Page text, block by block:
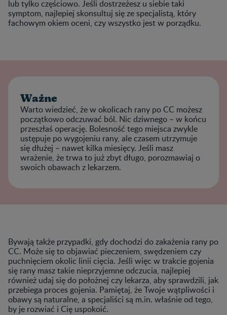
lub tylko częściowo. Jeśli dostrzeżesz u siebie taki
symptom, najlepiej skonsultuj się ze specjalistą, który
fachowym okiem oceni, czy wszystko jest w porządku.
Ważne
Warto wiedzieć, że w okolicach rany po CC możesz
początkowo odczuwać ból. Nic dziwnego – w końcu
przeszłaś operację. Bolesność tego miejsca zwykle
ustępuje po wygojeniu rany, ale czasem utrzymuje
się dłużej – nawet kilka miesięcy. Jeśli masz
wrażenie, że trwa to już zbyt długo, porozmawiaj o
swoich obawach z lekarzem.
Bywają także przypadki, gdy dochodzi do zakażenia rany po
CC. Może się to objawiać pieczeniem, swędzeniem czy
puchnięciem okolic linii cięcia. Jeśli więc w trakcie gojenia
się rany masz takie nieprzyjemne odczucia, najlepiej
również udaj się do położnej czy lekarza, aby sprawdzili, jak
przebiega proces gojenia. Pamiętaj, że Twoje wątpliwości i
obawy są naturalne, a specjaliści są m.in. właśnie od tego,
by je rozwiać i Cię uspokoić.